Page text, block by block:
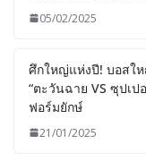
05/02/2025
ศึกใหญ่แห่งปี! บอสใ
“ตะวันฉาย VS ซุปเ
ฟอร์มยักษ์
21/01/2025